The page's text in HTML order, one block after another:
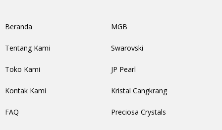
Beranda
Tentang Kami
Toko Kami
Kontak Kami
FAQ
MGB
Swarovski
JP Pearl
Kristal Cangkrang
Preciosa Crystals